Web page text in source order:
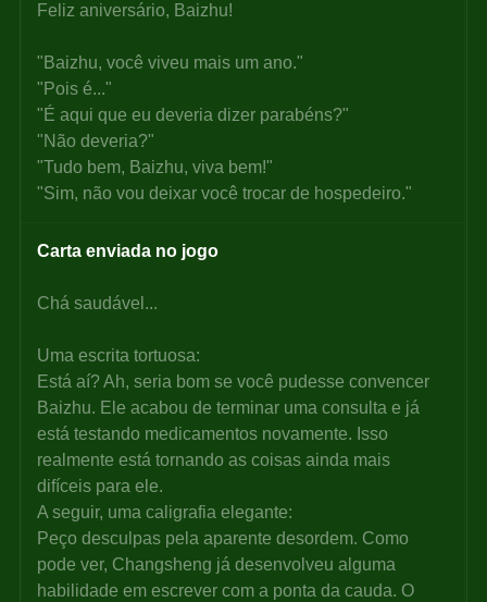
Feliz aniversário, Baizhu!
"Baizhu, você viveu mais um ano."
"Pois é..."
"É aqui que eu deveria dizer parabéns?"
"Não deveria?"
"Tudo bem, Baizhu, viva bem!"
"Sim, não vou deixar você trocar de hospedeiro."
Carta enviada no jogo
Chá saudável...
Uma escrita tortuosa:
Está aí? Ah, seria bom se você pudesse convencer
Baizhu. Ele acabou de terminar uma consulta e já
está testando medicamentos novamente. Isso
realmente está tornando as coisas ainda mais
difíceis para ele.
A seguir, uma caligrafia elegante:
Peço desculpas pela aparente desordem. Como
pode ver, Changsheng já desenvolveu alguma
habilidade em escrever com a ponta da cauda. O